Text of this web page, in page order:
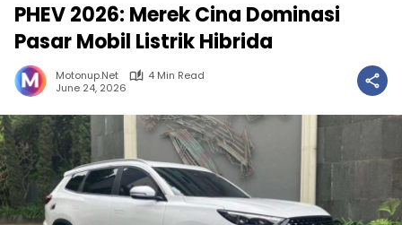
PHEV 2026: Merek Cina Dominasi
Pasar Mobil Listrik Hibrida
Motonup.net
4 Min Read
June 24, 2026